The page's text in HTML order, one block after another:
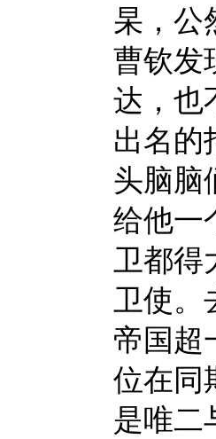
杲，公
曹钦发
达，也
出名的
头脑脑
给他一
卫都得
卫使。
帝国超
位在同
是唯二